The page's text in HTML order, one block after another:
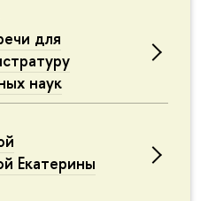
для
наук
Екатерины